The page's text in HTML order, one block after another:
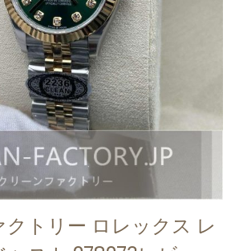
トリー ロレックス レ